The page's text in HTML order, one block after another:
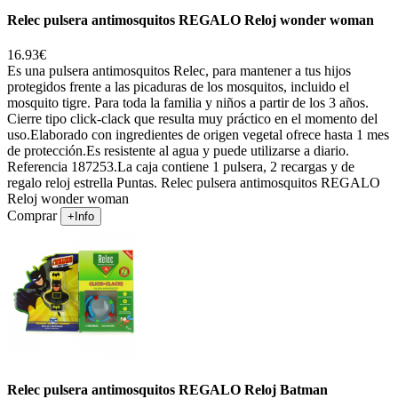
Relec pulsera antimosquitos REGALO Reloj wonder woman
16.93€
Es una pulsera antimosquitos Relec, para mantener a tus hijos
protegidos frente a las picaduras de los mosquitos, incluido el
mosquito tigre. Para toda la familia y niños a partir de los 3 años.
Cierre tipo click-clack que resulta muy práctico en el momento del
uso.Elaborado con ingredientes de origen vegetal ofrece hasta 1 mes
de protección.Es resistente al agua y puede utilizarse a diario.
Referencia 187253.La caja contiene 1 pulsera, 2 recargas y de
regalo reloj estrella Puntas. Relec pulsera antimosquitos REGALO
Reloj wonder woman
Comprar
+Info
Relec pulsera antimosquitos REGALO Reloj Batman